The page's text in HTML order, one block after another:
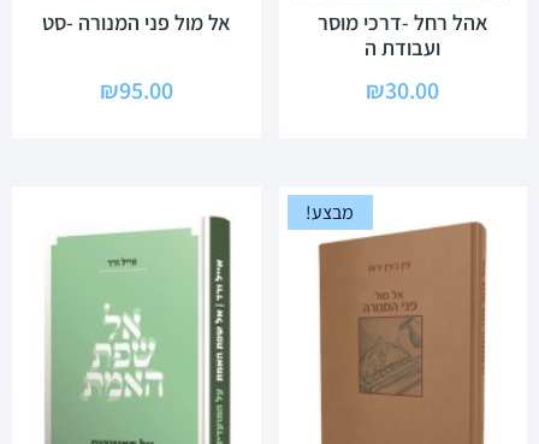
אהל רחל -דרכי מוסר
ועבודת ה
₪30.00
אל מול פני המנורה -סט
₪95.00
מבצע!